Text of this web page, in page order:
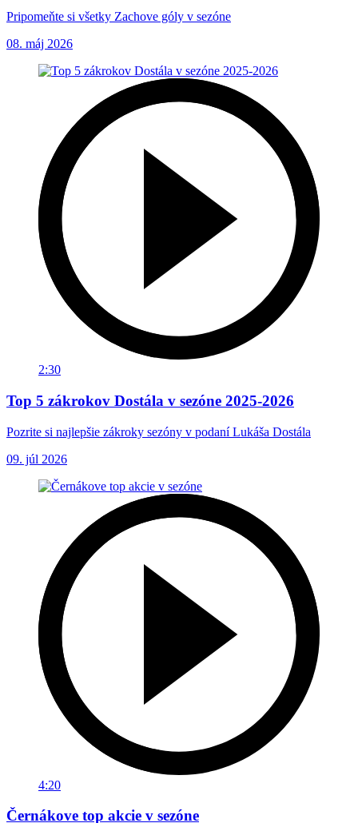
Pripomeňte si všetky Zachove góly v sezóne
08. máj 2026
2:30
Top 5 zákrokov Dostála v sezóne 2025-2026
Pozrite si najlepšie zákroky sezóny v podaní Lukáša Dostála
09. júl 2026
4:20
Černákove top akcie v sezóne